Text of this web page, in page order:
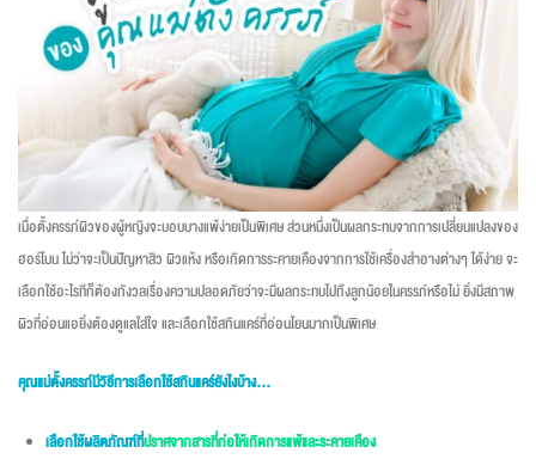
เมื่อตั้งครรภ์ผิวของผู้หญิงจะบอบบางแพ้ง่ายเป็นพิเศษ ส่วนหนึ่งเป็นผลกระทบจากการเปลี่ยนแปลงของ
ฮอร์โมน ไม่ว่าจะเป็นปัญหาสิว ผิวแห้ง หรือเกิดการระคายเคืองจากการใช้เครื่องสำอางต่างๆ ได้ง่าย จะ
เลือกใช้อะไรทีก็ต้องกังวลเรื่องความปลอดภัยว่าจะมีผลกระทบไปถึงลูกน้อยในครรภ์หรือไม่ ยิ่งมีสภาพ
ผิวที่อ่อนแอยิ่งต้องดูแลใส่ใจ และเลือกใช้สกินแคร์ที่อ่อนโยนมากเป็นพิเศษ
คุณแม่ตั้งครรภ์มีวิธีการเลือกใช้สกินแคร์ยังไงบ้าง…
เลือกใช้ผลิตภัณฑ์ที่ปราศจากสารที่ก่อให้เกิดการแพ้และระคายเคือง